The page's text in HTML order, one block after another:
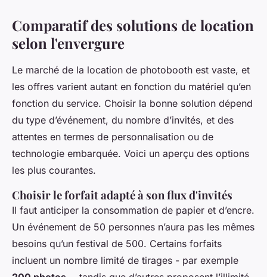
Comparatif des solutions de location
selon l'envergure
Le marché de la location de photobooth est vaste, et
les offres varient autant en fonction du matériel qu’en
fonction du service. Choisir la bonne solution dépend
du type d’événement, du nombre d’invités, et des
attentes en termes de personnalisation ou de
technologie embarquée. Voici un aperçu des options
les plus courantes.
Choisir le forfait adapté à son flux d'invités
Il faut anticiper la consommation de papier et d’encre.
Un événement de 50 personnes n’aura pas les mêmes
besoins qu’un festival de 500. Certains forfaits
incluent un nombre limité de tirages - par exemple